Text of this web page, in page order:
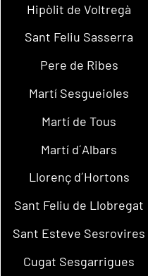
Hipòlit de Voltregà
Sant Feliu Sasserra
Pere de Ribes
Martí Sesgueioles
Martí de Tous
Martí d´Albars
Llorenç d´Hortons
Sant Feliu de Llobregat
Sant Esteve Sesrovires
Cugat Sesgarrigues